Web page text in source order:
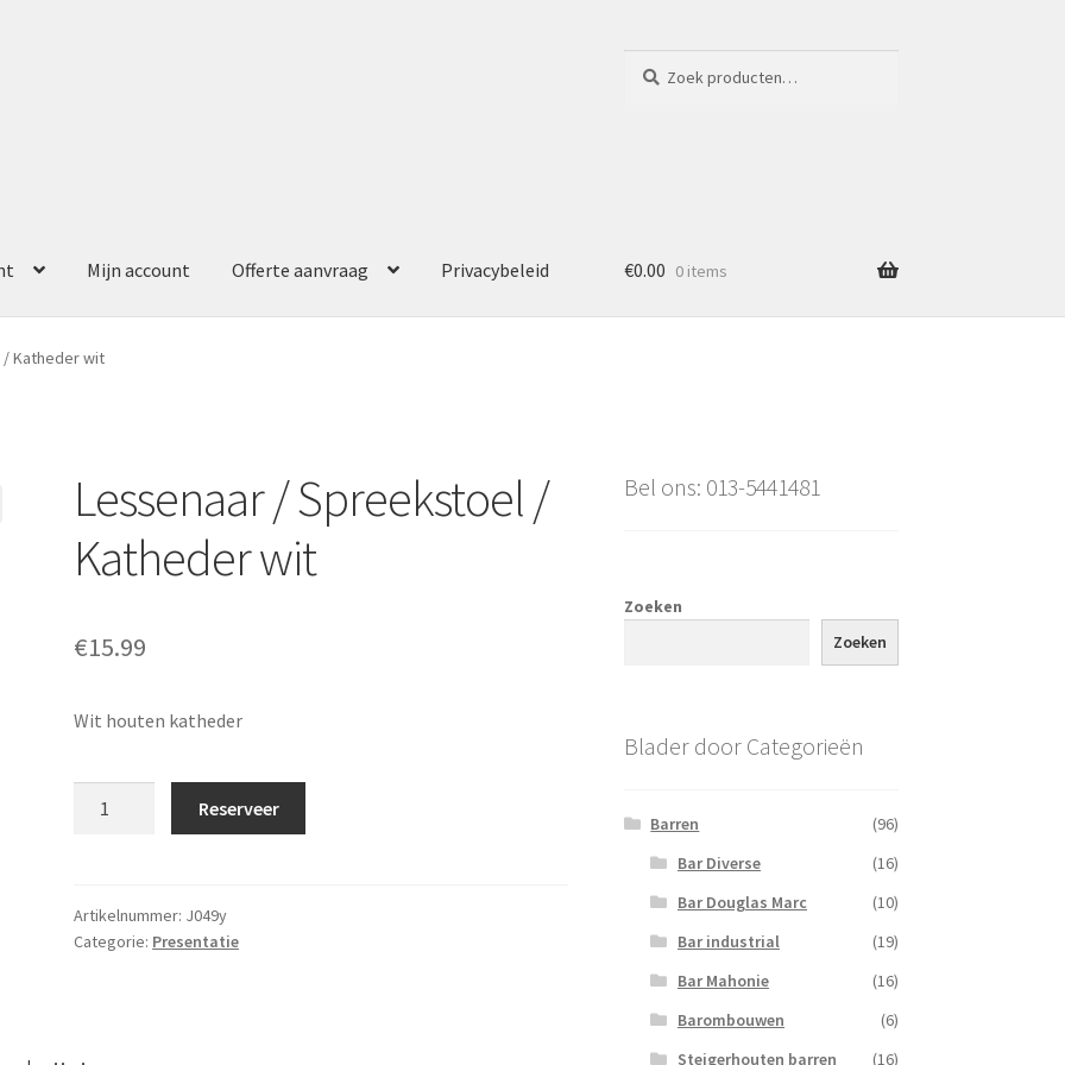
naar:
Mijn account Offerte aanvraag Privacybeleid
Offerte aanvraag
€0.00 0 items
Katheder wit
Lessenaar / Spreekstoel /
Katheder wit
€15.99
Wit houten katheder
Katheder
wit
Reserveer
Artikelnummer: J049y
Categorie: Presentatie
Bel ons: 013-5441481
Zoeken
Zoeken
Blader door Categorieën
Barren
(96)
Bar Diverse
(16)
Bar Douglas Marc
(10)
Bar industrial
(19)
Bar Mahonie
(16)
Barombouwen
(6)
Steigerhouten barren
(16)